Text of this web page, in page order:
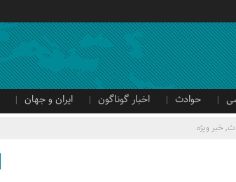
حوادث اخبار گوناگون ایران و جهان
,خبر ویژه